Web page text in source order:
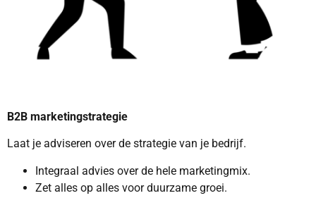
B2B marketingstrategie
Laat je adviseren over de strategie van je bedrijf.
Integraal advies over de hele marketingmix.
Zet alles op alles voor duurzame groei.